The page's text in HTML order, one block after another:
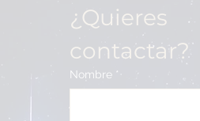
¿Quieres
contactar?
Nombre *